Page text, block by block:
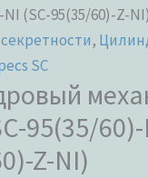
NI (SC-95(35/60)-Z-NI)
,
SC
95(35/
Z-NI)